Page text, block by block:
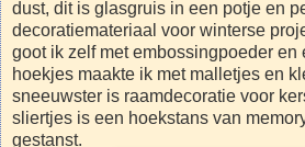
dust, dit is glasgruis in een potje en
decoratiemateriaal voor winterse
goot ik zelf met embossingpoeder en
hoekjes maakte ik met malletjes en
sneeuwster is raamdecoratie voor
sliertjes is een hoekstans van
gestanst.